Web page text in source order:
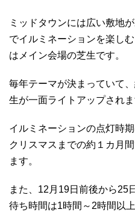
ミッドタウンには広い敷地
でイルミネーションを楽し
はメイン会場の芝生です。
毎年テーマが決まっていて
生が一面ライトアップされま
イルミネーションの点灯時
クリスマスまでの約１カ月
ます。
また、12月19日前後から25
待ち時間は1時間～2時間以